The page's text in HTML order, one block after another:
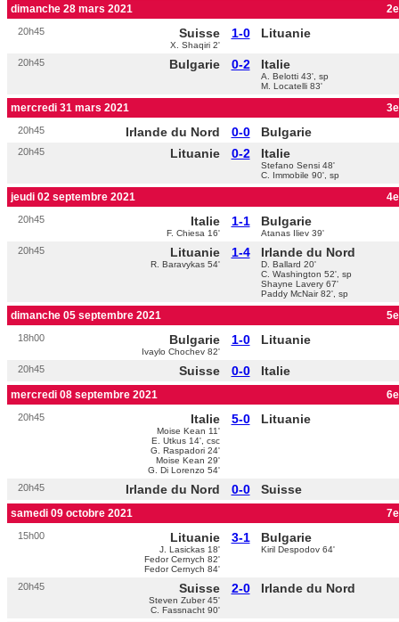
dimanche 28 mars 2021
20h45 Suisse 1-0 Lituanie
X. Shaqiri 2'
20h45 Bulgarie 0-2 Italie
A. Belotti 43', sp
M. Locatelli 83'
mercredi 31 mars 2021
20h45 Irlande du Nord 0-0 Bulgarie
20h45 Lituanie 0-2 Italie
Stefano Sensi 48'
C. Immobile 90', sp
jeudi 02 septembre 2021
20h45 Italie 1-1 Bulgarie
F. Chiesa 16' Atanas Iliev 39'
20h45 Lituanie 1-4 Irlande du Nord
R. Baravykas 54'
D. Ballard 20'
C. Washington 52', sp
Shayne Lavery 67'
Paddy McNair 82', sp
dimanche 05 septembre 2021
18h00 Bulgarie 1-0 Lituanie
Ivaylo Chochev 82'
20h45 Suisse 0-0 Italie
mercredi 08 septembre 2021
20h45 Italie 5-0 Lituanie
Moise Kean 11'
E. Utkus 14', csc
G. Raspadori 24'
Moise Kean 29'
G. Di Lorenzo 54'
20h45 Irlande du Nord 0-0 Suisse
samedi 09 octobre 2021
15h00 Lituanie 3-1 Bulgarie
J. Lasickas 18'
Fedor Cernych 82'
Fedor Cernych 84'
Kiril Despodov 64'
20h45 Suisse 2-0 Irlande du Nord
Steven Zuber 45'
C. Fassnacht 90'